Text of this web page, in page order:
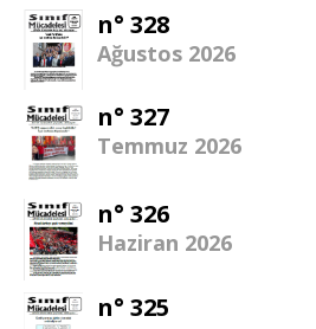
n° 328
Ağustos 2026
n° 327
Temmuz 2026
n° 326
Haziran 2026
n° 325